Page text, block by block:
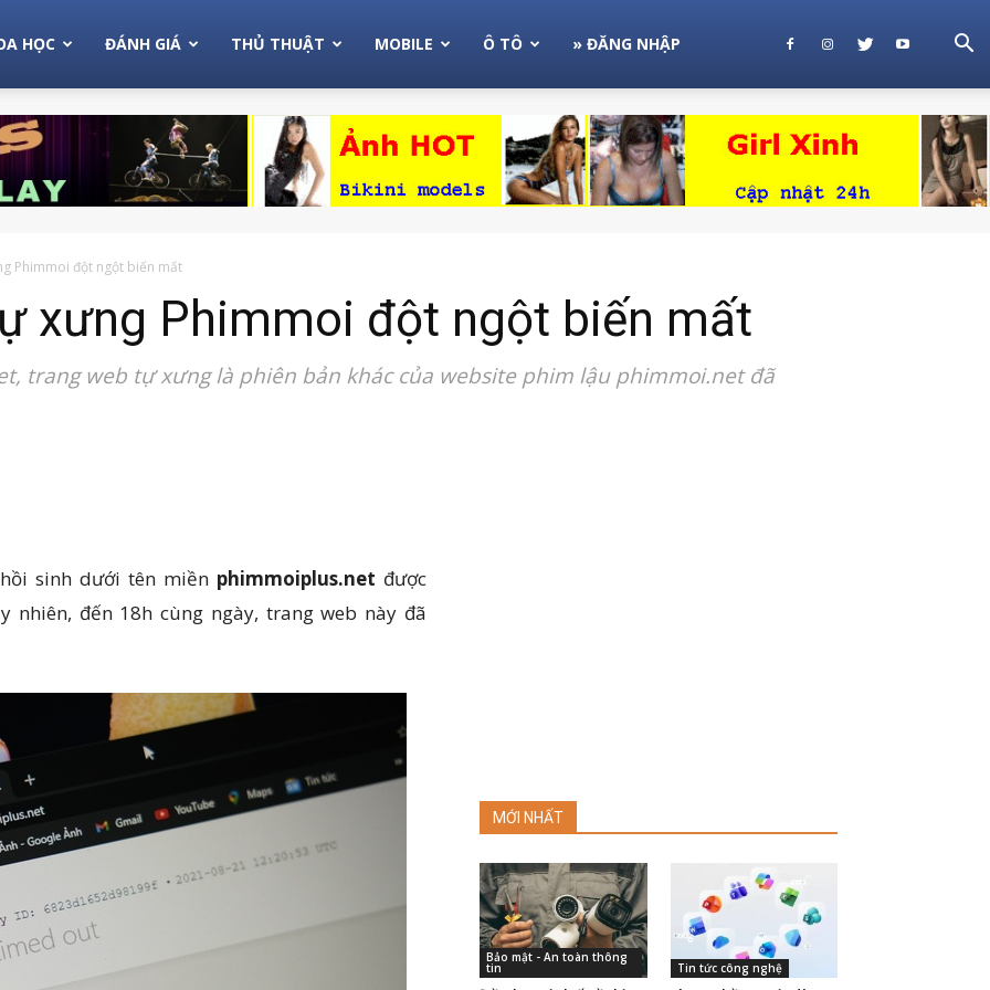
HỌC ĐÁNH GIÁ THỦ THUẬT MOBILE Ô TÔ » ĐĂNG NHẬP
Phimmoi đột ngột biến mất
xưng Phimmoi đột ngột biến mất
trang web tự xưng là phiên bản khác của website phim lậu phimmoi.net đã
hồi sinh dưới tên miền phimmoiplus.net được
nhiên, đến 18h cùng ngày, trang web này đã
MỚI NHẤT
Bảo mật - An toàn thông
tin Tin tức công nghệ